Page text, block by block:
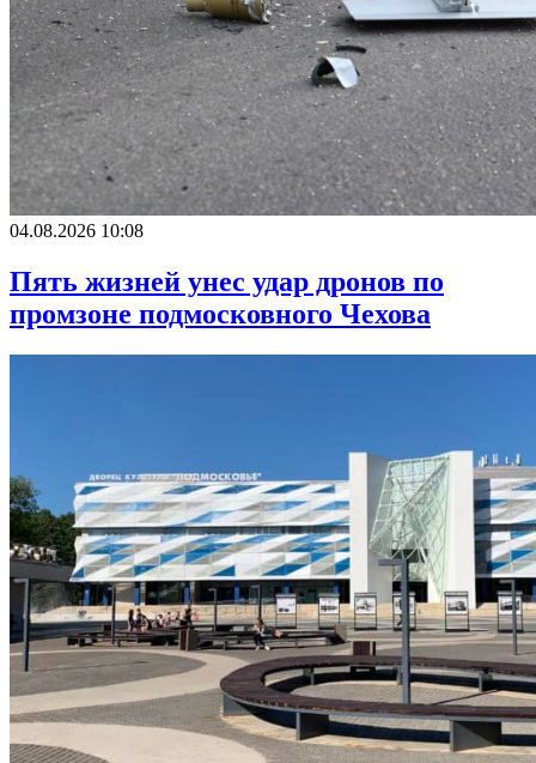
04.08.2026 10:08
Пять жизней унес удар дронов по
промзоне подмосковного Чехова